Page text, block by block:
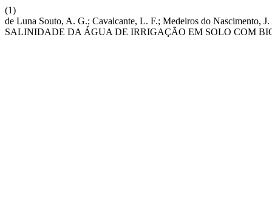
(1)
de Luna Souto, A. G.; Cavalcante, L. F.; Medeiros do
SALINIDADE DA ÁGUA DE IRRIGAÇÃO EM SOLO COM